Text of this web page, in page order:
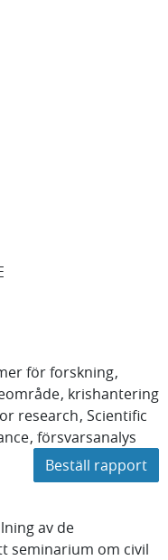
för forskning
krishantering
research Scientific
försvarsanalys
Beställ rapport
av de
seminarium om civil